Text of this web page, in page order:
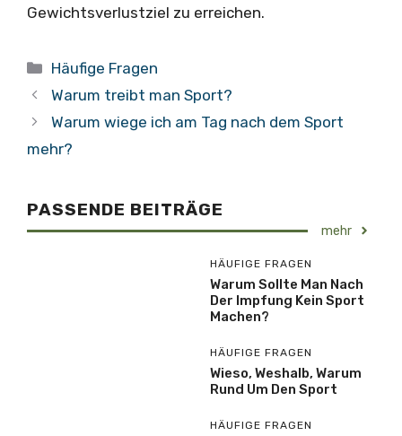
Gewichtsverlustziel zu erreichen.
Kategorien
Häufige Fragen
Warum treibt man Sport?
Warum wiege ich am Tag nach dem Sport
mehr?
PASSENDE BEITRÄGE
mehr
HÄUFIGE FRAGEN
Warum Sollte Man Nach
Der Impfung Kein Sport
Machen?
HÄUFIGE FRAGEN
Wieso, Weshalb, Warum
Rund Um Den Sport
HÄUFIGE FRAGEN